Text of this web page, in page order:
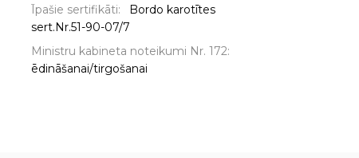
Īpašie sertifikāti:
Bordo karotītes
sert.Nr.51-90-07/7
Ministru kabineta noteikumi Nr. 172:
ēdināšanai/tirgošanai